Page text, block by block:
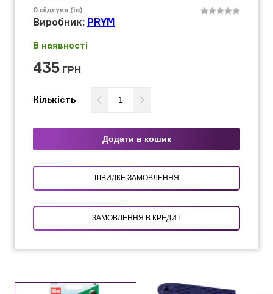
0 відгука (ів)
Виробник: PRYM
В наявності
435 ГРН
Кількість
Додати в кошик
ШВИДКЕ ЗАМОВЛЕННЯ
ЗАМОВЛЕННЯ В КРЕДИТ